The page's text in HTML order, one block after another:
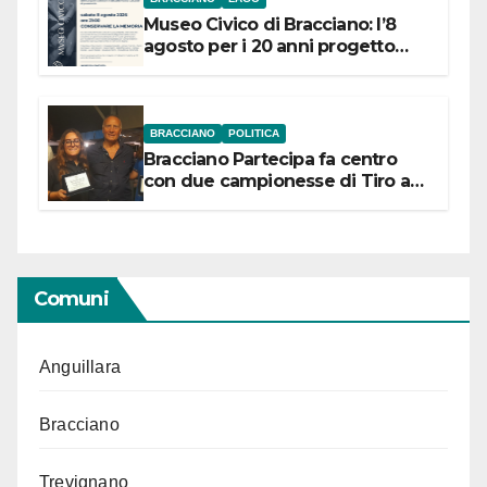
Museo Civico di Bracciano: l’8
agosto per i 20 anni progetto
BRACCIANO POLITICA
Bracciano Partecipa fa centro
con due campionesse di Tiro a
Comuni
Anguillara
Bracciano
Trevignano